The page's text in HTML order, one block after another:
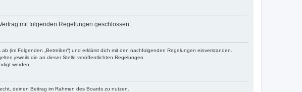
mit folgenden Regelungen geschlossen:
(im Folgenden „Betreiber“) und erklärst dich mit den nachfolgenden Regelungen einverstanden.
jeweils die an dieser Stelle veröffentlichten Regelungen.
werden.
deinen Beitrag im Rahmen des Boards zu nutzen.